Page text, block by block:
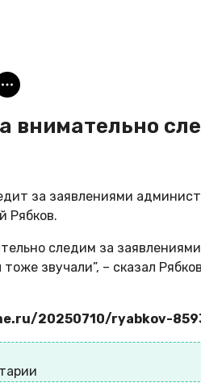
внимательно
за заявлениями
Рябков.
следим за
тоже звучали”, – сказал
20250710/ryabkov-